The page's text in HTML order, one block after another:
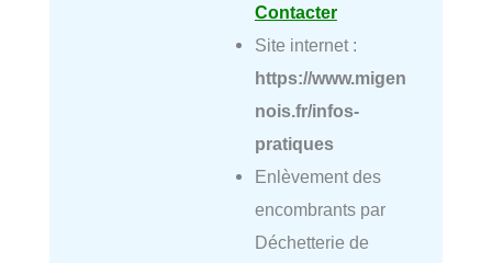
Contacter
Site internet :
https://www.migen
nois.fr/infos-
pratiques
Enlèvement des
encombrants par
Déchetterie de